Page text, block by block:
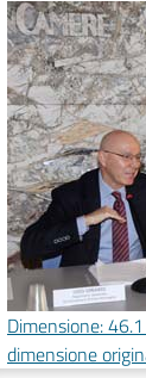
Chi
siamo
RSS
Seguici
Dimensione:
dimensione